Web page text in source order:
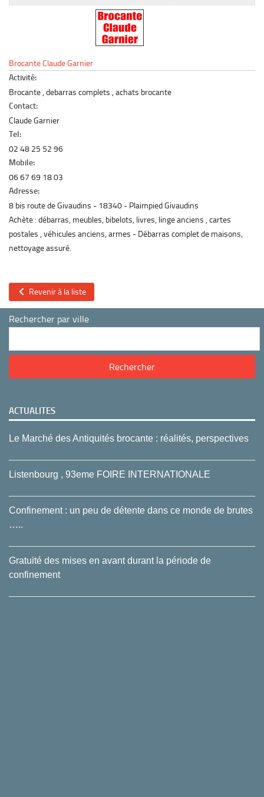
Le marché du mobilier d’occasion
Brocante Claude Garnier
Activité:
Brocante , debarras complets , achats brocante
Contact:
Claude Garnier
Tel:
02 48 25 52 96
Mobile:
06 67 69 18 03
Adresse:
8 bis route de Givaudins 18340
Plaimpied Givaudins
Achète : débarras, meubles, bibelots, livres, linge anciens , cartes
postales , véhicules anciens, armes - Débarras complet de maisons,
nettoyage assuré.
Revenir à la liste
Rechercher par ville
ACTUALITES
Le Marché des Antiquités brocante : réalités, perspectives
Listenbourg , 93eme FOIRE INTERNATIONALE
Confinement : un peu de détente dans ce monde de brutes
…..
Gratuité des mises en avant durant la période de
confinement